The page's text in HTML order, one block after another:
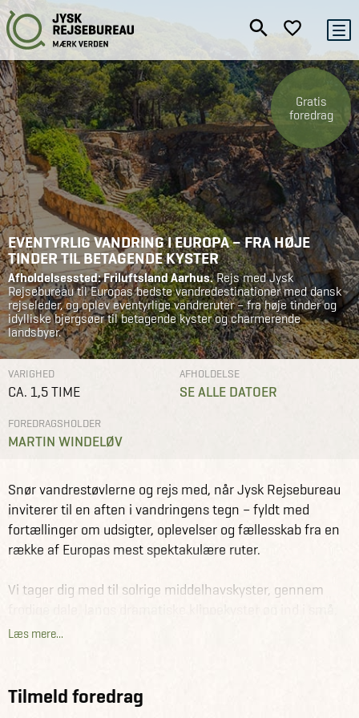
Gratis
foredrag
EVENTYRLIG VANDRING I EUROPA – FRA HØJE
TINDER TIL BETAGENDE KYSTER
Afholdelsessted: Friluftsland Aarhus.Rejs med Jysk
Rejsebureau til Europas bedste vandredestinationer med dansk
rejseleder, og oplev eventyrlige vandreruter – fra høje tinder og
idylliske bjergsøer til betagende kyster og charmerende
landsbyer.
VARIGHED
CA. 1,5 TIME
FOREDRAGSHOLDER
MARTIN WINDELØV
AFHOLDELSE
SE ALLE DATOER
betagende kyster – Friluftsland i Aarhus
Snør vandrestøvlerne og rejs med, når Jysk Rejsebureau
inviterer til en aften i vandringens tegn – fyldt med
fortællinger om udsigter, oplevelser og fællesskab fra en
række af Europas mest spektakulære ruter.
Vi tager dig med til solrige middelhavskyster, gennem
autentiske bjerglandsbyer, hvor tiden går lidt
Du kommer med bag kulisserne på nogle af vores mest
populære gruppeture med dansk rejseleder – den
Læs mere...
Tilmeld foredrag